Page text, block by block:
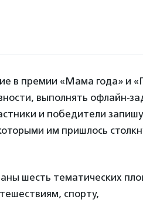
в премии «Мама года» и
выполнять офлайн-
и победители
им пришлось
шесть тематических
спорту,